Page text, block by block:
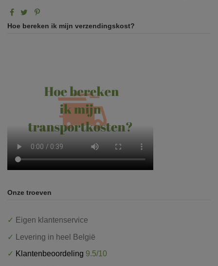
Hoe bereken ik mijn verzendingskost?
Onze troeven
✓ Eigen klantenservice
✓ Levering in heel België
✓ Klantenbeoordeling 9.5/10